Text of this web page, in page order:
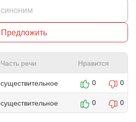
Предложить
Часть речи Нравится
существительное 0 0
существительное 0 0